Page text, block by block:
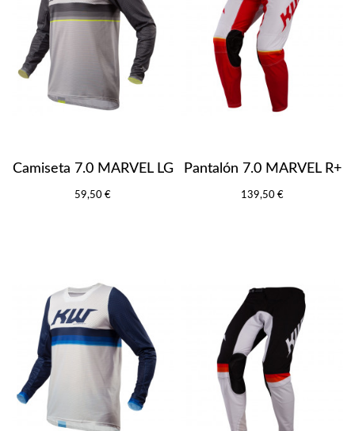
Camiseta 7.0 MARVEL LG
59,50 €
Pantalón 7.0 MARVEL R+
139,50 €